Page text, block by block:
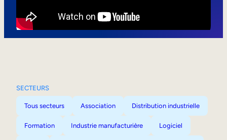
SECTEURS
Tous secteurs Association Distribution industrielle
Formation Industrie manufacturière Logiciel